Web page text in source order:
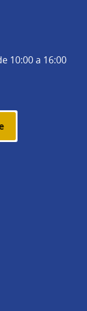
10:00 a 16:00